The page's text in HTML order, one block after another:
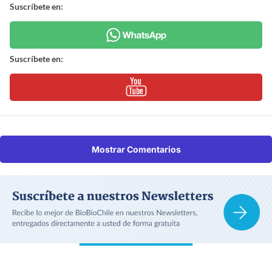
Suscríbete en:
Suscríbete en:
Mostrar Comentarios